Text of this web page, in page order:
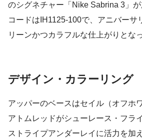
のシグネチャー「Nike Sabrina 3」
コードはIH1125-100で、アニバーサ
リーンかつカラフルな仕上がりとな
デザイン・カラーリング
アッパーのベースはセイル（オフホ
アトムレッドがシューレース・フラ
ストライプアンダーレイに活力を加